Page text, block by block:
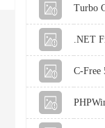
Turbo
.NET
C-Free